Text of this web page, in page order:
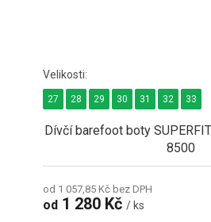
Dívčí barefoot boty
8500
od 1 057,85 Kč bez DPH
od 1 280 Kč/ ks
27 28 29 30 31 32 33